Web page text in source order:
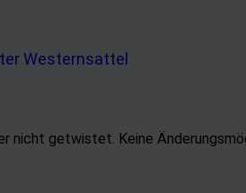
nicht getwistet. Keine